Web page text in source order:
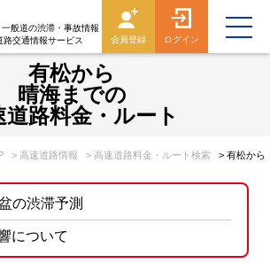
般道の渋滞・事故情報
路交通情報サービス
会員登録 ログイン
有松から
晴海までの
道路料金・ルート
> 高速道路情報 > 高速道路料金・ルート検索 > 有松から
の渋滞予測
について